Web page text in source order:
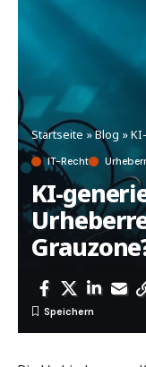
Startseite »Blog »KI-
IT-Recht
KI-